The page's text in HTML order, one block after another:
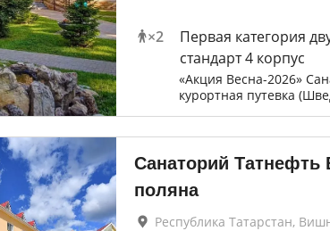
×2
Первая категория
стандарт 4 корпус
«Акция Весна-2026»
курортная путевка
Санаторий Татнефть
поляна
Республика Татарстан,